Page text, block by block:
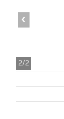
2/2
‹